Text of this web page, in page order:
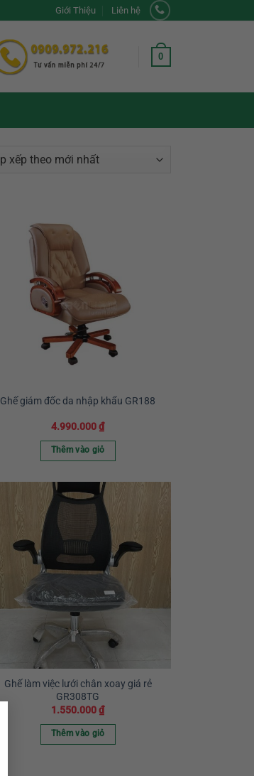
Giới Thiệu Liên hệ
0
Ghế giám đốc da nhập khẩu GR188
4.990.000₫
Thêm vào giỏ
Ghế làm việc lưới chân xoay giá rẻ
GR308TG
1.550.000₫
Thêm vào giỏ